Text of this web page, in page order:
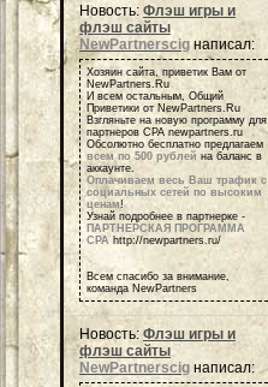
Новость: Флэш игры и
флэш сайты
NewPartnerscigнаписал:
Хозяин сайта, приветик Вам от
NewPartners.Ru
И всем остальным, Общий
Приветики от NewPartners.Ru
Взгляньте на новую программу для
партнеров СРА newpartners.ru
Обсолютно бесплатно предлагаем
всем по 500 рублей на баланс в
аккаунте.
Оплачиваем весь Ваш трафик с
социальных сетей по высоким
ценам!
Узнай подробнее в партнерке -
ПАРТНЕРСКАЯ ПРОГРАММА
СРА http://newpartners.ru/
Всем спасибо за внимание,
команда NewPartners
Новость: Флэш игры и
флэш сайты
NewPartnerscig написал: